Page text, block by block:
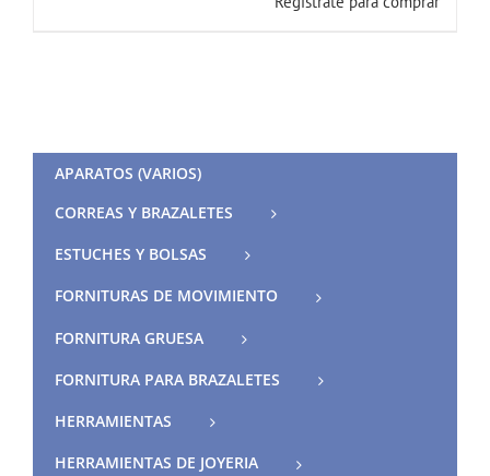
APARATOS (VARIOS)
CORREAS Y BRAZALETES
ESTUCHES Y BOLSAS
FORNITURAS DE MOVIMIENTO
FORNITURA GRUESA
FORNITURA PARA BRAZALETES
HERRAMIENTAS
HERRAMIENTAS DE JOYERIA